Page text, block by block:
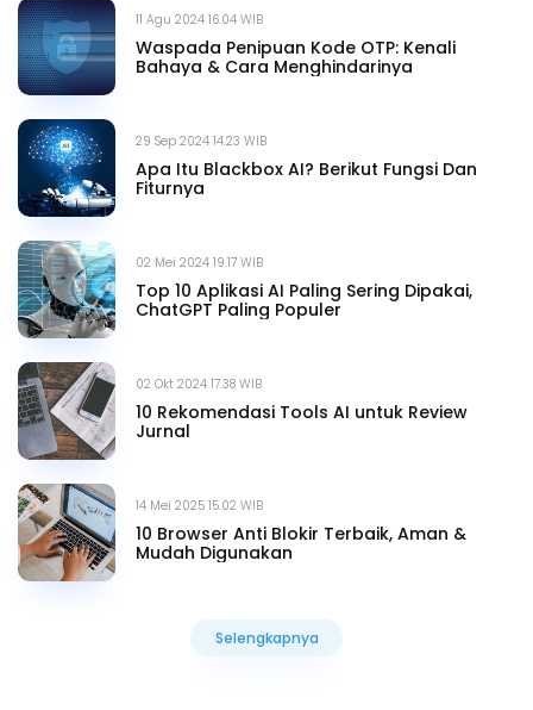
11 Agu 2024 16.04 WIB
Waspada Penipuan Kode OTP: Kenali
Bahaya & Cara Menghindarinya
29 Sep 2024 14.23 WIB
Apa Itu Blackbox AI? Berikut Fungsi Dan
Fiturnya
02 Mei 2024 19.17 WIB
Top 10 Aplikasi AI Paling Sering Dipakai,
ChatGPT Paling Populer
02 Okt 2024 17.38 WIB
10 Rekomendasi Tools AI untuk Review
Jurnal
14 Mei 2025 15.02 WIB
10 Browser Anti Blokir Terbaik, Aman &
Mudah Digunakan
Selengkapnya